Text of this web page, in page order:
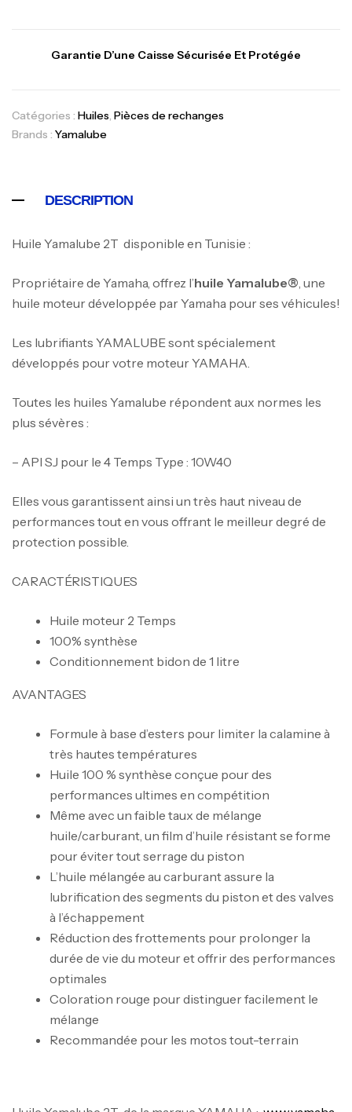
Garantie D’une Caisse Sécurisée Et Protégée
Catégories : Huiles, Pièces de rechanges
Brands : Yamalube
DESCRIPTION
Huile Yamalube 2T disponible en Tunisie :
Propriétaire de Yamaha, offrez l’huile Yamalube® , une
huile moteur développée par Yamaha pour ses véhicules!
Les lubrifiants YAMALUBE sont spécialement
développés pour votre moteur YAMAHA.
Toutes les huiles Yamalube répondent aux normes les
plus sévères :
– API SJ pour le 4 Temps Type : 10W40
Elles vous garantissent ainsi un très haut niveau de
performances tout en vous offrant le meilleur degré de
protection possible.
CARACTÉRISTIQUES
Huile moteur 2 Temps
100% synthèse
Conditionnement bidon de 1 litre
AVANTAGES
Formule à base d’esters pour limiter la calamine à
très hautes températures
Huile 100 % synthèse conçue pour des
performances ultimes en compétition
Même avec un faible taux de mélange
huile/carburant, un film d’huile résistant se forme
pour éviter tout serrage du piston
L’huile mélangée au carburant assure la
lubrification des segments du piston et des valves
à l’échappement
Réduction des frottements pour prolonger la
durée de vie du moteur et offrir des performances
optimales
Coloration rouge pour distinguer facilement le
mélange
Recommandée pour les motos tout-terrain
Canne Jigging Sunset Massive Attack
1.83m 120/250gr 30kg
Cannes,Jigging
د.ت379,000
د.ت